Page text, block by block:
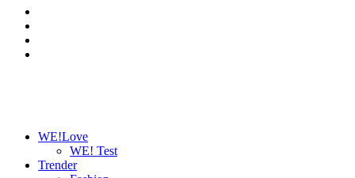
WE!Love
WE! Test
Trender